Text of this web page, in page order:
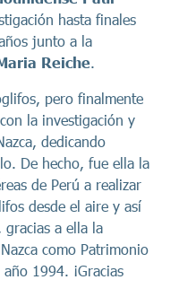
hasta finales
junto a la
Reiche
pero finalmente
la investigación y
dedicando
De hecho, fue ella la
de Perú a realizar
desde el aire y así
gracias a ella la
como Patrimonio
1994. ¡Gracias